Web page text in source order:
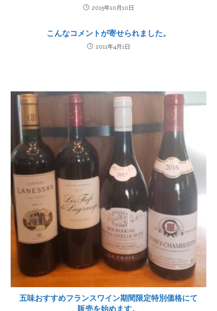
2015年10月10日
こんなコメントが寄せられました。
2011年4月1日
五味おすすめフランスワイン期間限定特別価格にて
販売を始めます。